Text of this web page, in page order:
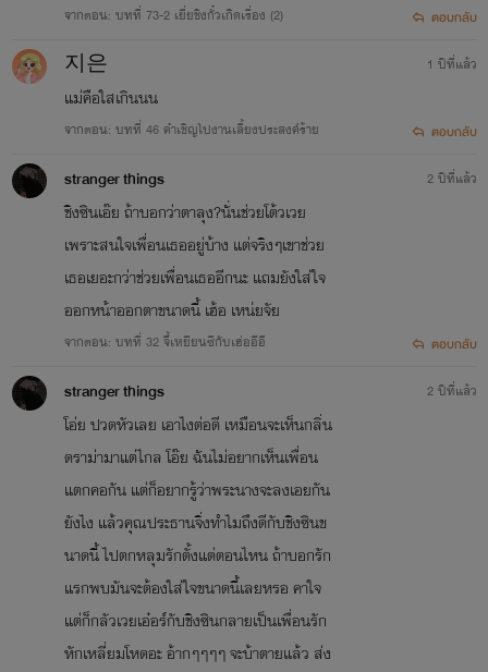
จากตอน: บทที่ 73-2 เยี่ยชิงกั๋วเกิดเรื่อง (2) ตอบกลับ
지은
แม่คือใสเกินนน
จากตอน: บทที่ 46 คำเชิญไปงานเลี้ยงประสงค์ร้าย
1 ปีที่แล้ว
ตอบกลับ
stranger things
ชิงซินเอ๊ย ถ้าบอกว่าตาลุง?นั่นช่วยโต้วเวย
เพราะสนใจเพื่อนเธออยู่บ้าง แต่จริงๆเขาช่วย
เธอเยอะกว่าช่วยเพื่อนเธออีกนะ แถมยังใส่ใจ
ออกหน้าออกตาขนาดนี้ เฮ้อ เหน่ยจัย
จากตอน: บทที่ 32 จี้เหยียนซีกับเฮ่ออีอี
2 ปีที่แล้ว
ตอบกลับ
stranger things
โอ่ย ปวดหัวเลย เอาไงต่อดี เหมือนจะเห็นกลิ่น
ดราม่ามาแต่ไกล โอ๊ย ฉันไม่อยากเห็นเพื่อน
แตกคอกัน แต่ก็อยากรู้ว่าพระนางจะลงเอยกัน
ยังไง แล้วคุณประธานจิ่งทำไมถึงดีกับชิงซินข
นาดนี้ ไปตกหลุมรักตั้งแต่ตอนไหน ถ้าบอกรัก
แรกพบมันจะต้องใส่ใจขนาดนี้เลยหรอ คาใจ
แต่ก็กลัวเวยเอ๋อร์กับชิงซินกลายเป็นเพื่อนรัก
หักเหลี่ยมโหดอะ อ้ากๆๆๆๆ จะบ้าตายแล้ว ส่ง
2 ปีที่แล้ว